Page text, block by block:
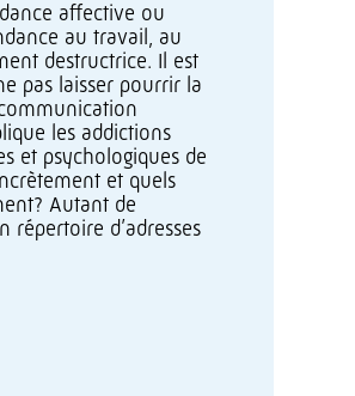
affective ou
au travail, au
destructrice. Il est
pas laisser pourrir la
les addictions
et psychologiques de
et quels
Autant de
d’adresses